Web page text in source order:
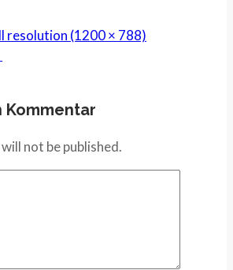
resolution (1200 × 788)
Kommentar
not be published.